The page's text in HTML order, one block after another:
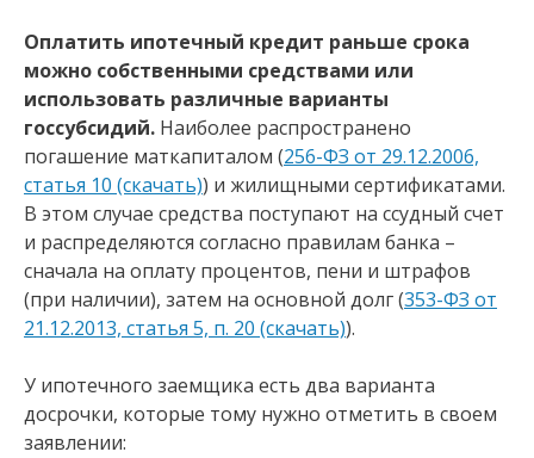
Оплатить ипотечный кредит раньше срока
можно собственными средствами или
использовать различные варианты
госсубсидий. Наиболее распространено
погашение маткапиталом (256-ФЗ от 29.12.2006,
статья 10 (скачать)) и жилищными сертификатами.
В этом случае средства поступают на ссудный счет
и распределяются согласно правилам банка –
сначала на оплату процентов, пени и штрафов
(при наличии), затем на основной долг (353-ФЗ от
21.12.2013, статья 5, п. 20 (скачать)).
У ипотечного заемщика есть два варианта
досрочки, которые тому нужно отметить в своем
заявлении: